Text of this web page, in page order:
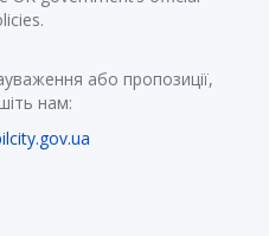
або пропозиції,
нам: